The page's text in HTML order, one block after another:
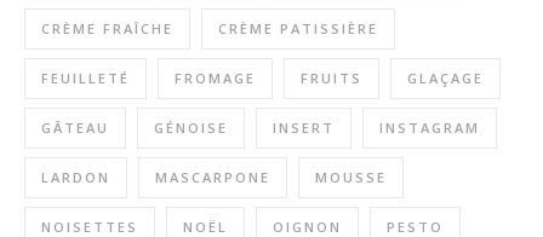
CRÈME FRAÎCHE CRÈME PATISSIÈRE
FEUILLETÉ FROMAGE FRUITS GLAÇAGE
GÂTEAU GÉNOISE INSERT INSTAGRAM
LARDON MASCARPONE MOUSSE
NOISETTES NOËL OIGNON PESTO